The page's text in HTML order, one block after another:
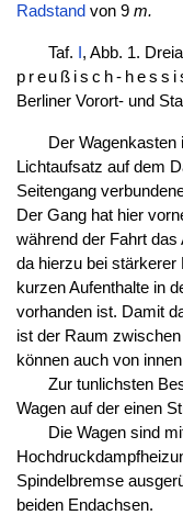
Radstand von 9 m.
Taf.
, Abb. 1.
preußisch-
Berliner Vorort- und
Der
Lichtaufsatz auf dem
Seitengang
Der Gang hat hier
während der Fahrt
da hierzu bei stärkerer
kurzen Aufenthalte in
vorhanden ist. Damit
ist der Raum
können auch von
Zur tunlichsten
Wagen auf der einen
Die Wagen sind
Spindelbremse
beiden Endachsen.